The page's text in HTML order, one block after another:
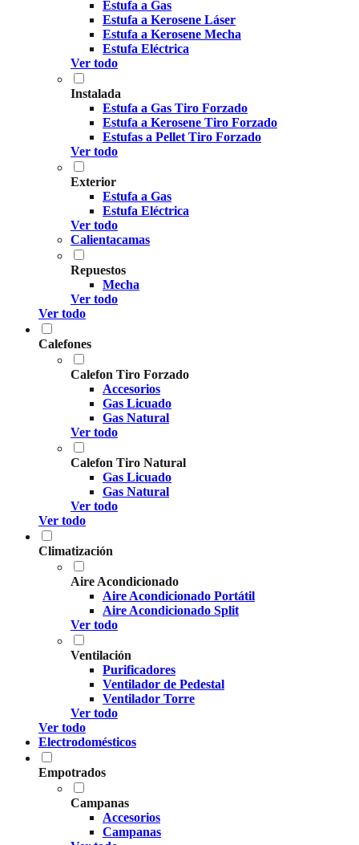
Estufa a Gas
Estufa a Kerosene Láser
Estufa a Kerosene Mecha
Estufa Eléctrica
Ver todo
Instalada
Estufa a Gas Tiro Forzado
Estufa a Kerosene Tiro Forzado
Estufas a Pellet Tiro Forzado
Ver todo
Exterior
Estufa a Gas
Estufa Eléctrica
Ver todo
Calientacamas
Repuestos
Mecha
Ver todo
Ver todo
Calefones
Calefon Tiro Forzado
Accesorios
Gas Licuado
Gas Natural
Ver todo
Calefon Tiro Natural
Gas Licuado
Gas Natural
Ver todo
Ver todo
Climatización
Aire Acondicionado
Aire Acondicionado Portátil
Aire Acondicionado Split
Ver todo
Ventilación
Purificadores
Ventilador de Pedestal
Ventilador Torre
Ver todo
Ver todo
Electrodomésticos
Empotrados
Campanas
Accesorios
Campanas